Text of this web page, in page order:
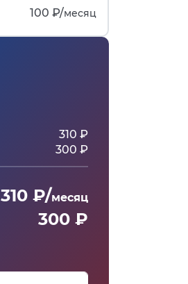
100 ₽/месяц
310 ₽
300 ₽
310 ₽/месяц
300 ₽